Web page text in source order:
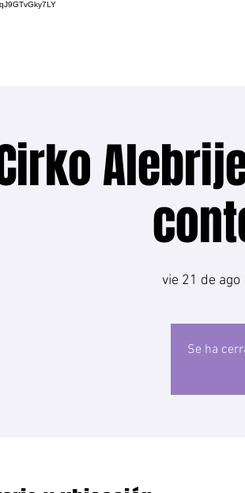
vie 21 de ago
Se ha